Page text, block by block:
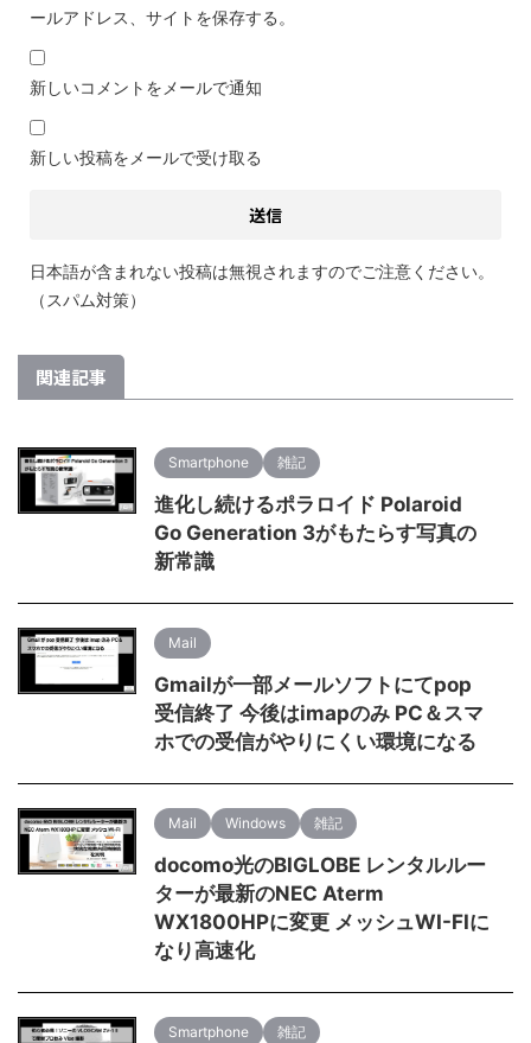
ールアドレス、サイトを保存する。
新しいコメントをメールで通知
新しい投稿をメールで受け取る
日本語が含まれない投稿は無視されますのでご注意ください。
（スパム対策）
関連記事
Smartphone 雑記
進化し続けるポラロイド Polaroid
Go Generation 3がもたらす写真の
新常識
Mail
Gmailが一部メールソフトにてpop
受信終了 今後はimapのみ PC＆スマ
ホでの受信がやりにくい環境になる
Mail Windows 雑記
docomo光のBIGLOBE レンタルルー
ターが最新のNEC Aterm
WX1800HPに変更 メッシュWI-FIに
なり高速化
Smartphone 雑記